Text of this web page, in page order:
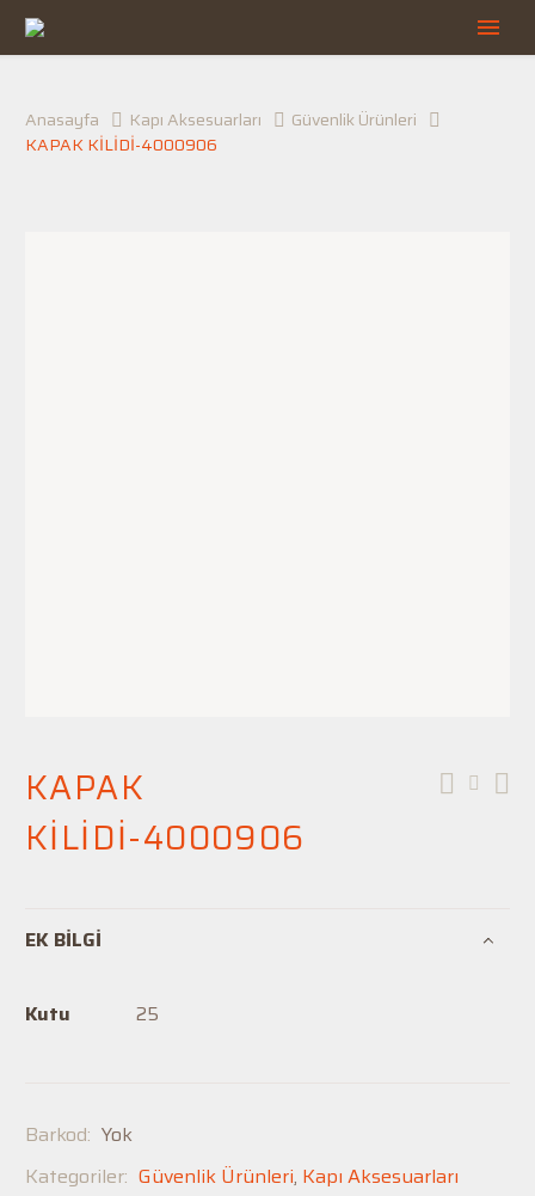
Anasayfa Kapı Aksesuarları
Güvenlik Ürünleri
KAPAK KİLİDİ-4000906
KAPAK
KİLİDİ-4000906
EK BILGI
Kutu 25
Barkod: Yok
Kategoriler: Güvenlik Ürünleri, Kapı Aksesuarları